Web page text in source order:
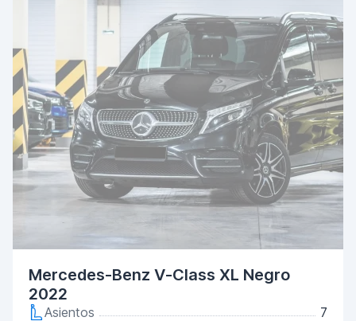
Mercedes-Benz V-Class XL Negro
2022
Asientos
7